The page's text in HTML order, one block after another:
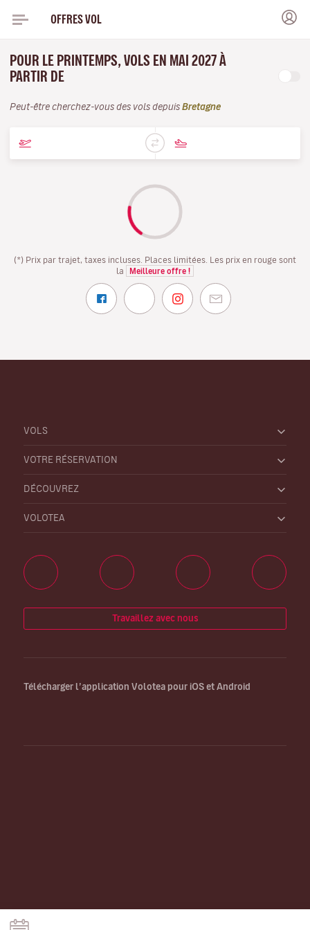
OFFRES VOL
POUR LE PRINTEMPS, VOLS EN MAI 2027 À
PARTIR DE
Peut-être cherchez-vous des vols depuis Bretagne
(*) Prix par trajet, taxes incluses. Places limitées. Les prix en rouge sont
la
Meilleure offre !
VOLS
VOTRE RÉSERVATION
DÉCOUVREZ
VOLOTEA
Travaillez avec nous
Télécharger l’application Volotea pour iOS et Android